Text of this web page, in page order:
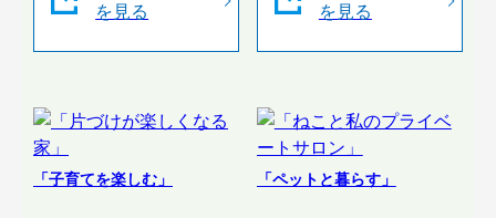
を見る
を見る
「子育てを楽しむ」 「ペットと暮らす」